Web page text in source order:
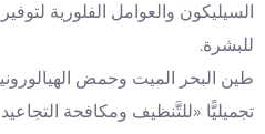
السيليكون والعوامل الفلورية
للبشرة.
طين البحر الميت وحمض
تجميليًّا «للتَّنظيف ومكافحة